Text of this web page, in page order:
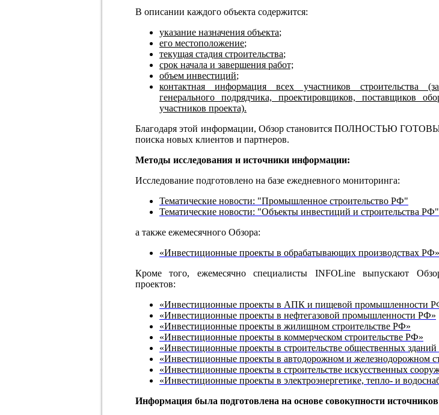
В описании каждого объекта содержится:
указание назначения объекта;
его местоположение;
текущая стадия строительства;
срок начала и завершения работ;
объем инвестиций;
контактная информация всех участников строительства
генерального подрядчика, проектировщиков, поставщиков
участников проекта).
Благодаря этой информации, Обзор становится ПОЛНОСТЬЮ
поиска новых клиентов и партнеров.
Методы исследования и источники информации:
Исследование подготовлено на базе ежедневного мониторинга:
Тематические новости: "Промышленное строительство РФ"
Тематические новости: "Объекты инвестиций и строительства РФ"
а также ежемесячного Обзора:
«Инвестиционные проекты в обрабатывающих производствах РФ»
Кроме того, ежемесячно специалисты INFOLine выпускают
проектов:
«Инвестиционные проекты в АПК и пищевой промышленности
«Инвестиционные проекты в нефтегазовой промышленности РФ»
«Инвестиционные проекты в жилищном строительстве РФ»
«Инвестиционные проекты в коммерческом строительстве РФ»
«Инвестиционные проекты в строительстве общественных
«Инвестиционные проекты в автодорожном и железнодорожном
«Инвестиционные проекты в строительстве искусственных
«Инвестиционные проекты в электроэнергетике, тепло- и
Информация была подготовлена на основе совокупности